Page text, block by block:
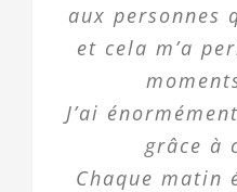
aux personnes
et cela m’a
J’ai
grâce à
Chaque matin